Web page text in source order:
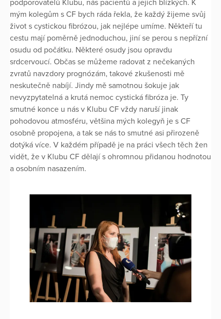
podporovatelů Klubu, nás pacientů a jejich blízkých. K
mým kolegům s CF bych ráda řekla, že každý žijeme svůj
život s cystickou fibrózou, jak nejlépe umíme. Někteří tu
cestu mají poměrně jednoduchou, jiní se perou s nepřízní
osudu od počátku. Některé osudy jsou opravdu
srdcervoucí. Občas se můžeme radovat z nečekaných
zvratů navzdory prognózám, takové zkušenosti mě
neskutečně nabíjí. Jindy mě samotnou šokuje jak
nevyzpytatelná a krutá nemoc cystická fibróza je. Ty
smutné konce u nás v Klubu CF vždy naruší jinak
pohodovou atmosféru, většina mých kolegyň je s CF
osobně propojena, a tak se nás to smutné asi přirozeně
dotýká více. V každém případě je na práci všech těch žen
vidět, že v Klubu CF dělají s ohromnou přidanou hodnotou
a osobním nasazením.